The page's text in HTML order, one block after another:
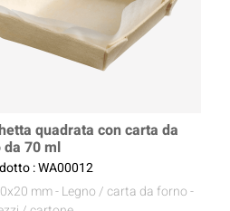
quadrata con carta da
70 ml
: WA00012
mm- Legno / carta da forno-